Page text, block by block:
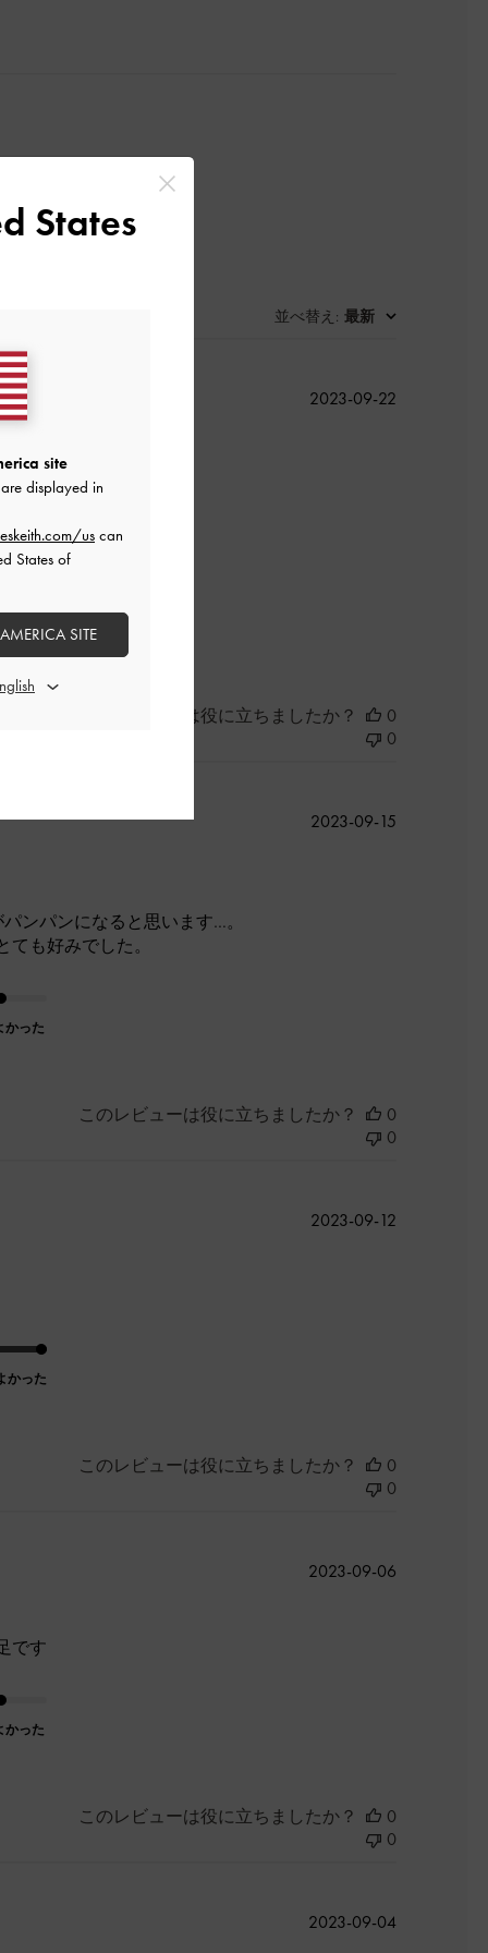
並べ替え : 最新
かった
公
2023-09-22
このレビューは役に立ちましたか？
0
0
ンパンになると思います…。
も好みでした。
かった
公
2023-09-15
このレビューは役に立ちましたか？
0
0
かった
公
2023-09-12
このレビューは役に立ちましたか？
0
0
です
かった
公
2023-09-06
このレビューは役に立ちましたか？
0
0
公
2023-09-04
States
site
displayed in
uscan
States of
SITE